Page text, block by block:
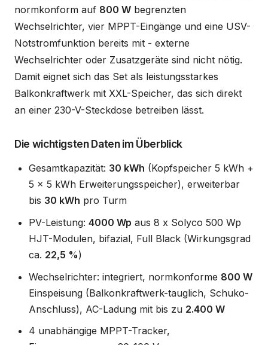
normkonform auf 800 W begrenzten
Wechselrichter, vier MPPT-Eingänge und eine USV-
Notstromfunktion bereits mit - externe
Wechselrichter oder Zusatzgeräte sind nicht nötig.
Damit eignet sich das Set als leistungsstarkes
Balkonkraftwerk mit XXL-Speicher, das sich direkt
an einer 230-V-Steckdose betreiben lässt.
Die wichtigsten Daten im Überblick
Gesamtkapazität: 30 kWh (Kopfspeicher 5 kWh +
5 x 5 kWh Erweiterungsspeicher), erweiterbar
bis 30 kWh pro Turm
PV-Leistung: 4000 Wp aus 8 x Solyco 500 Wp
HJT-Modulen, bifazial, Full Black (Wirkungsgrad
ca. 22,5 %)
Wechselrichter: integriert, normkonforme 800 W
Einspeisung (Balkonkraftwerk-tauglich, Schuko-
Anschluss), AC-Ladung mit bis zu 2.400 W
4 unabhängige MPPT-Tracker,